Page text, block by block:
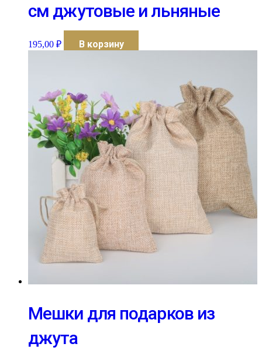
см джутовые и льняные
195,00 ₽ В корзину
Мешки для подарков из
джута